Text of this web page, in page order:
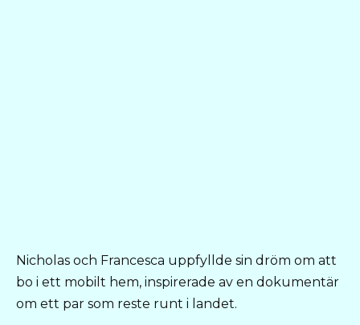
Nicholas och Francesca uppfyllde sin dröm om att
bo i ett mobilt hem, inspirerade av en dokumentär
om ett par som reste runt i landet.